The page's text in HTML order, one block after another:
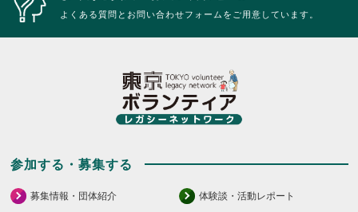
よくある質問とお問い合わせフォームをご用意しています。
参加する・募集する
募集情報・団体紹介 体験談・活動レポート